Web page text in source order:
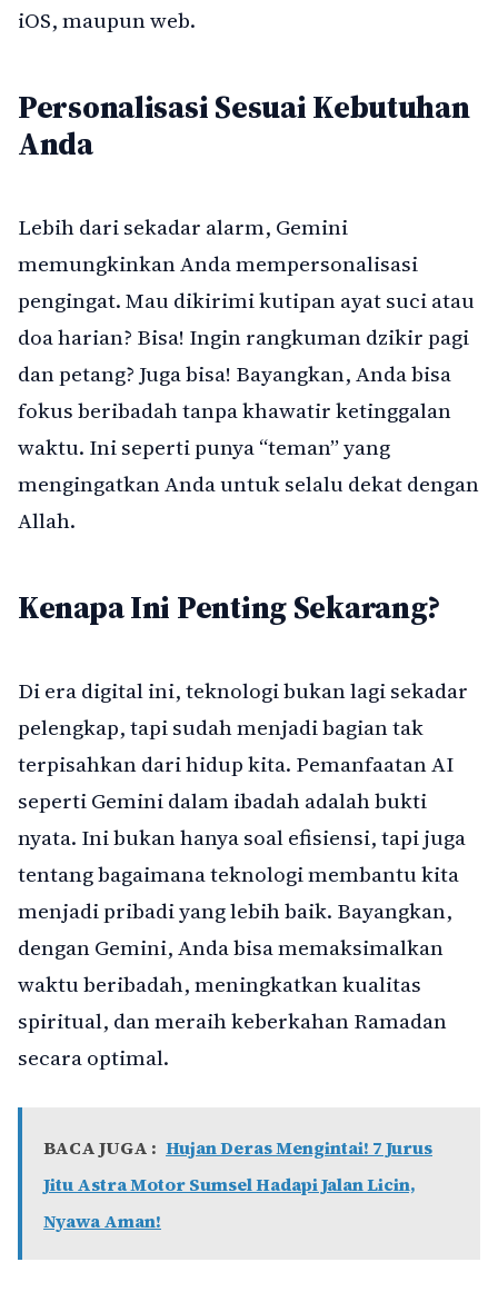
iOS, maupun web.
Personalisasi Sesuai Kebutuhan
Anda
Lebih dari sekadar alarm, Gemini
memungkinkan Anda mempersonalisasi
pengingat. Mau dikirimi kutipan ayat suci atau
doa harian? Bisa! Ingin rangkuman dzikir pagi
dan petang? Juga bisa! Bayangkan, Anda bisa
fokus beribadah tanpa khawatir ketinggalan
waktu. Ini seperti punya “teman” yang
mengingatkan Anda untuk selalu dekat dengan
Allah.
Kenapa Ini Penting Sekarang?
Di era digital ini, teknologi bukan lagi sekadar
pelengkap, tapi sudah menjadi bagian tak
terpisahkan dari hidup kita. Pemanfaatan AI
seperti Gemini dalam ibadah adalah bukti
nyata. Ini bukan hanya soal efisiensi, tapi juga
tentang bagaimana teknologi membantu kita
menjadi pribadi yang lebih baik. Bayangkan,
dengan Gemini, Anda bisa memaksimalkan
waktu beribadah, meningkatkan kualitas
spiritual, dan meraih keberkahan Ramadan
secara optimal.
BACA JUGA : Hujan Deras Mengintai! 7 Jurus
Jitu Astra Motor Sumsel Hadapi Jalan Licin,
Nyawa Aman!